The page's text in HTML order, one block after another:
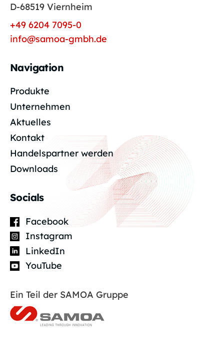
D-68519 Viernheim
+49 6204 7095-0
info@samoa-gmbh.de
Navigation
Produkte
Unternehmen
Aktuelles
Kontakt
Handelspartner werden
Downloads
Socials
Facebook
Instagram
LinkedIn
YouTube
Ein Teil der SAMOA Gruppe